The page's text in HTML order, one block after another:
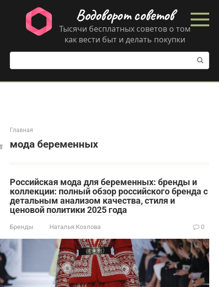
контенту
Водоворот советов
Тысячи бесплатных советов о том
как вести быт и делать покупки
Поиск:
Главная
мода беременных
Российская мода для беременных: бренды и
коллекции: полный обзор российского бренда с
детальным анализом качества, стиля и
ценовой политики 2025 года
Бренды Наталья Козлова 0